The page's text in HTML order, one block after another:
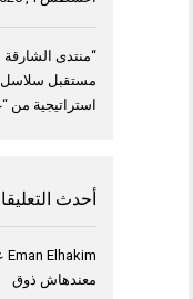
مستقبل سلاسل
استراتيجية من
أحدث
Eman Elhakim
معندهاش ذوق